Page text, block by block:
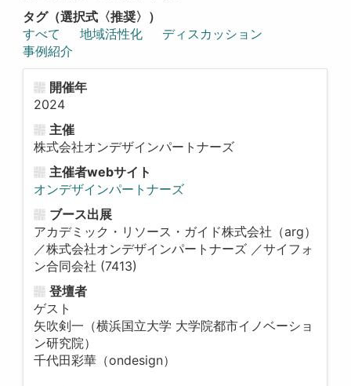
タグ（選択式〈推奨〉）
すべて
地域活性化
ディスカッション
事例紹介
開催年
2024
主催
株式会社オンデザインパートナーズ
主催者webサイト
オンデザインパートナーズ
ブース出展
アカデミック・リソース・ガイド株式会社（arg）
／株式会社オンデザインパートナーズ ／サイフォ
ン合同会社 (7413)
登壇者
ゲスト
矢吹剣一（横浜国立大学 大学院都市イノベーショ
ン研究院）
千代田彩華（ondesign）